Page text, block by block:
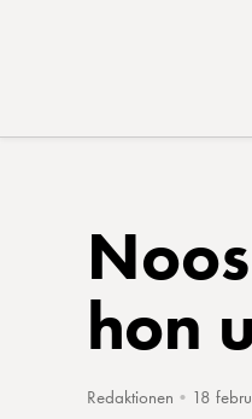
hon
Redaktionen • 18